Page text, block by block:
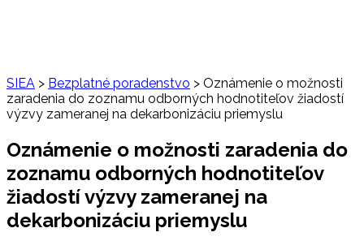
SIEA > Bezplatné poradenstvo > Oznámenie o možnosti
zaradenia do zoznamu odborných hodnotiteľov žiadostí
výzvy zameranej na dekarbonizáciu priemyslu
Oznámenie o možnosti zaradenia do
zoznamu odborných hodnotiteľov
žiadostí výzvy zameranej na
dekarbonizáciu priemyslu